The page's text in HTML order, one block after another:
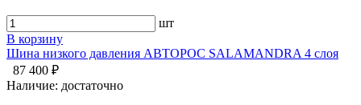
шт
В корзину
Шина низкого давления АВТОРОС SALAMANDRA 4 слоя
87 400 ₽
Наличие: достаточно